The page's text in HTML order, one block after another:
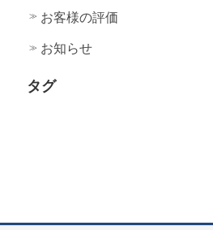
お客様の評価
お知らせ
タグ